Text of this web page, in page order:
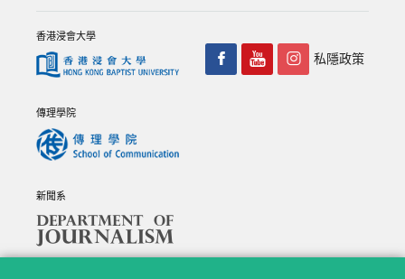
香港浸會大學
傳理學院
新聞系
私隱政策